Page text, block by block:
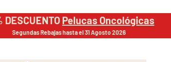
DESCUENTO Pelucas Oncológicas
Segundas Rebajas hasta el 31 Agosto 2026